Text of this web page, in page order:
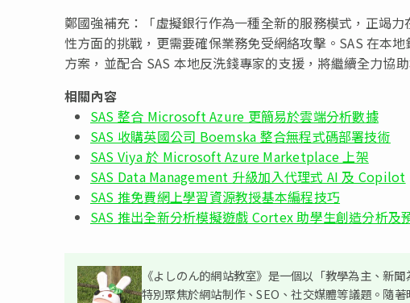
鄭國強補充：「虛擬銀行作為一種全新的服務模式，正竭
性方面的挑戰，更需要確保業務免受網絡攻擊。SAS 在本
方案，並配合 SAS 本地反洗錢專家的支援，將繼續全力協
相關內容
SAS 整合 Microsoft Azure 更簡易於雲端分析數據
SAS 收購英國公司 Boemska 整合無程式碼部署技術
SAS Viya 於 Microsoft Azure Marketplace 上架
SAS Data Management 升級加入代理式 AI 及 Copilot
SAS 推免費網上學習資源教授基本編程技巧
SAS 推出全新分析模擬遊戲 Cortex 助學生創造分析及
《よしのん的網站教室》是一個以「教學為主、新
特別聚焦於網站制作、SEO、社交媒體等議題。隨